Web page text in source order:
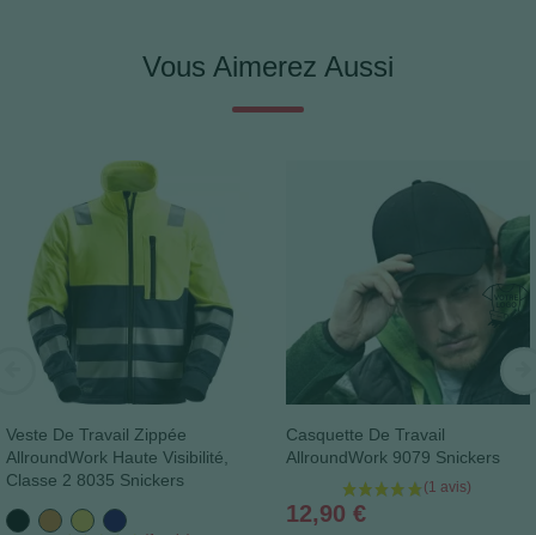
Vous Aimerez Aussi
Veste De Travail Zippée
AllroundWork Haute Visibilité,
Classe 2 8035 Snickers
Noir Orange
JauneBleu
Casquette De Travail
AllroundWork 9079 Snickers
Prix
12,90 €